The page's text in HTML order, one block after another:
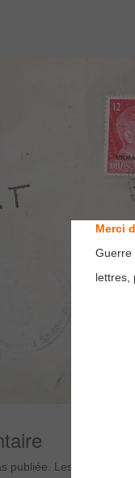
publiée. Les champs
Merci
Guerre
lettres,